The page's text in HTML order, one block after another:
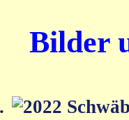
Bilder